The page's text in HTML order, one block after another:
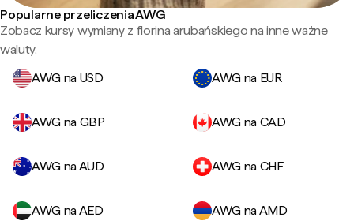
Popularne przeliczenia AWG
Zobacz kursy wymiany z florina arubańskiego na inne ważne
waluty.
AWG na USD
AWG na EUR
AWG na GBP AWG na CAD
AWG na AUD AWG na CHF
AWG na AED
AWG na AMD